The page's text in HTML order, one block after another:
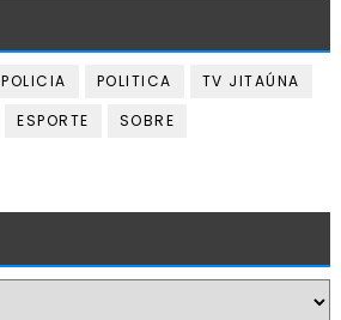
POLICIA POLITICA
TV JITAÚNA
ESPORTE
SOBRE